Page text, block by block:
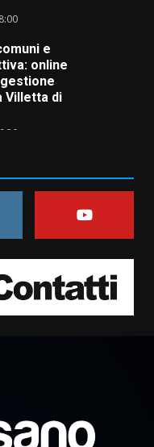
e
online
gestione
Villetta di
“Fasano in